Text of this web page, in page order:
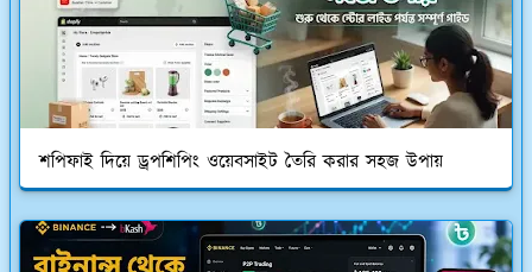
শপিফাই দিয়ে ড্রপশিপিং ওয়েবসাইট তৈরি করার সহজ উপায়